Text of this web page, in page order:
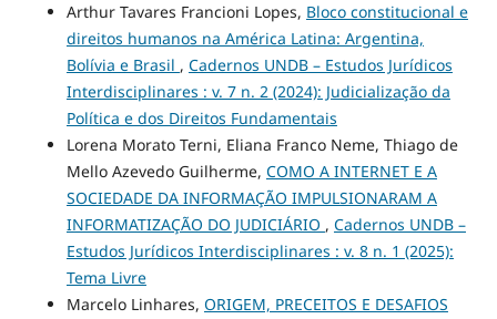
Arthur Tavares Francioni Lopes, Bloco constitucional e
direitos humanos na América Latina: Argentina,
Bolívia e Brasil , Cadernos UNDB – Estudos Jurídicos
Interdisciplinares : v. 7 n. 2 (2024): Judicialização da
Política e dos Direitos Fundamentais
Lorena Morato Terni, Eliana Franco Neme, Thiago de
Mello Azevedo Guilherme, COMO A INTERNET E A
SOCIEDADE DA INFORMAÇÃO IMPULSIONARAM A
INFORMATIZAÇÃO DO JUDICIÁRIO , Cadernos UNDB –
Estudos Jurídicos Interdisciplinares : v. 8 n. 1 (2025):
Tema Livre
Marcelo Linhares, ORIGEM, PRECEITOS E DESAFIOS